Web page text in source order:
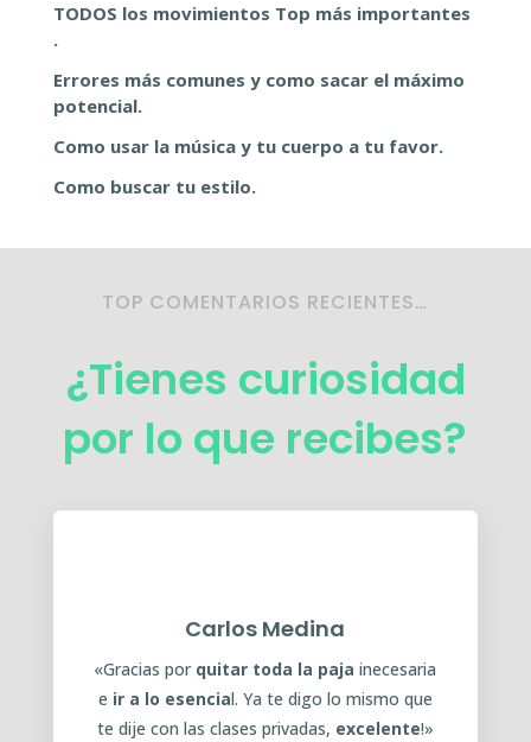
TODOS los movimientos Top más importantes
.
Errores más comunes y como sacar el máximo
potencial.
Como usar la música y tu cuerpo a tu favor.
Como buscar tu estilo.
TOP COMENTARIOS RECIENTES…
¿Tienes curiosidad
por lo que recibes?
Carlos Medina
«Gracias por quitar toda la paja inecesaria
e ir a lo esencial. Ya te digo lo mismo que
te dije con las clases privadas, excelente!»